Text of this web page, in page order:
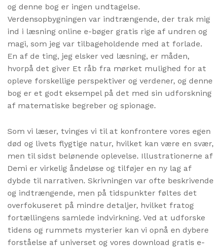
og denne bog er ingen undtagelse.
Verdensopbygningen var indtrængende, der trak mig
ind i læsning online e-bøger gratis rige af undren og
magi, som jeg var tilbageholdende med at forlade.
En af de ting, jeg elsker ved læsning, er måden,
hvorpå det giver Et råb fra mørket mulighed for at
opleve forskellige perspektiver og verdener, og denne
bog er et godt eksempel på det med sin udforskning
af matematiske begreber og spionage.
Som vi læser, tvinges vi til at konfrontere vores egen
død og livets flygtige natur, hvilket kan være en svær,
men til sidst belønende oplevelse. Illustrationerne af
Demi er virkelig åndeløse og tilføjer en ny lag af
dybde til narrativen. Skrivningen var ofte beskrivende
og indtrængende, men på tidspunkter føltes det
overfokuseret på mindre detaljer, hvilket fratog
fortællingens samlede indvirkning. Ved at udforske
tidens og rummets mysterier kan vi opnå en dybere
forståelse af universet og vores download gratis e-